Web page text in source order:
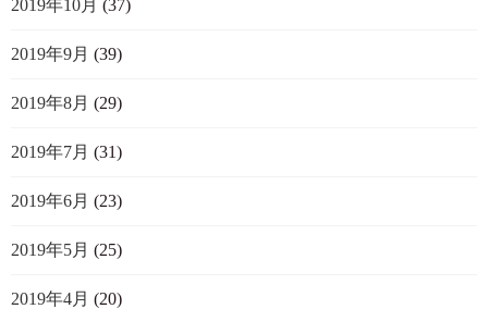
2019年10月 (37)
2019年9月 (39)
2019年8月 (29)
2019年7月 (31)
2019年6月 (23)
2019年5月 (25)
2019年4月 (20)